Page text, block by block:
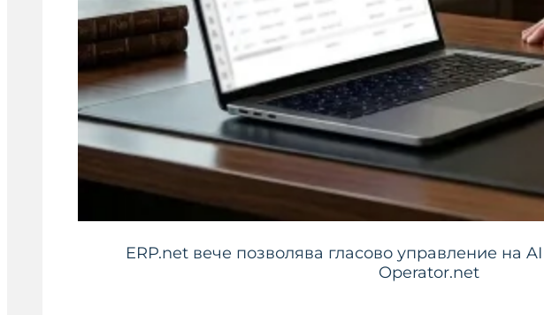
ERP.net вече позволява гласово управление на
Operator.net